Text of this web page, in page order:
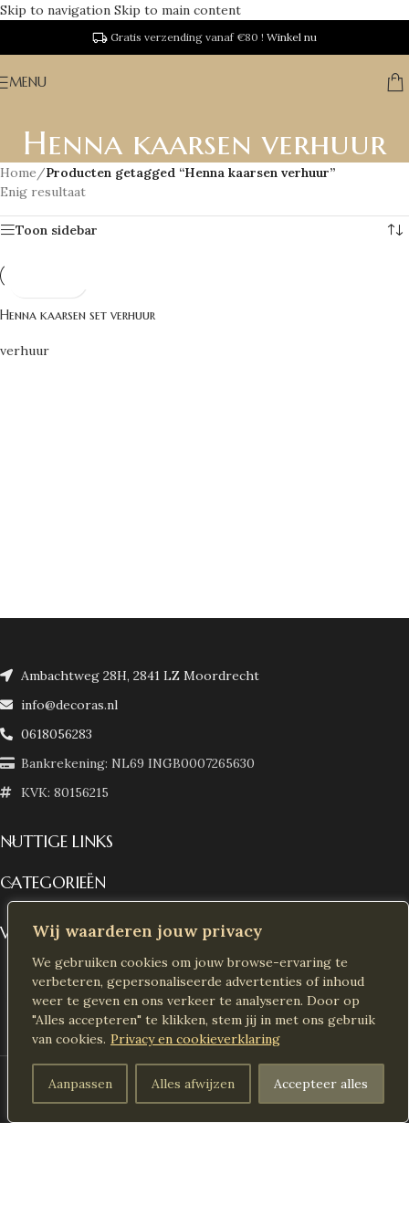
Wij waarderen jouw privacy
We gebruiken cookies om jouw browse-ervaring te
verbeteren, gepersonaliseerde advertenties of inhoud
weer te geven en ons verkeer te analyseren. Door op
"Alles accepteren" te klikken, stem jij in met ons gebruik
van cookies. Privacy en cookieverklaring
Aanpassen Alles afwijzen Accepteer alles
Skip to navigation Skip to main content
Gratis verzending vanaf €80 ! Winkel nu
MENU
Henna kaarsen verhuur
Home/Producten getagged “Henna kaarsen verhuur”
Enig resultaat
Toon sidebar
Henna kaarsen set verhuur
verhuur
Ambachtweg 28H, 2841 LZ Moordrecht
info@decoras.nl
0618056283
Bankrekening: NL69 INGB0007265630
KVK: 80156215
NUTTIGE LINKS
CATEGORIEËN
VOLG ONS OP SOCIAL MEDIA
2026 Alle rechten voorbehoudenDecoras NL
Created by